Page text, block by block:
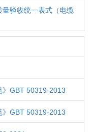
量验收统一表式（电缆
》GBT 50319-2013
》GBT 50319-2013